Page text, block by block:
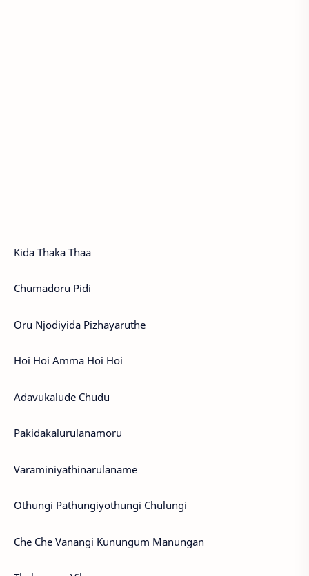
Kida Thaka Thaa
Chumadoru Pidi
Oru Njodiyida Pizhayaruthe
Hoi Hoi Amma Hoi Hoi
Adavukalude Chudu
Pakidakalurulanamoru
Varaminiyathinarulaname
Othungi Pathungiyothungi Chulungi
Che Che Vanangi Kunungum Manungan